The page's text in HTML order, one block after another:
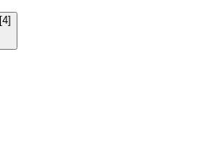
[4]